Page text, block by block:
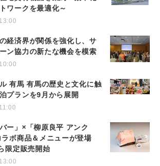
ワークを最適化～
経済界が関係を強化し、サ
ン協力の新たな機会を模索
有馬 有馬の歴史と文化に触
プランを9月から展開
ー」×「柳原良平 アンク
ラボ商品＆メニューが登場
限定販売開始